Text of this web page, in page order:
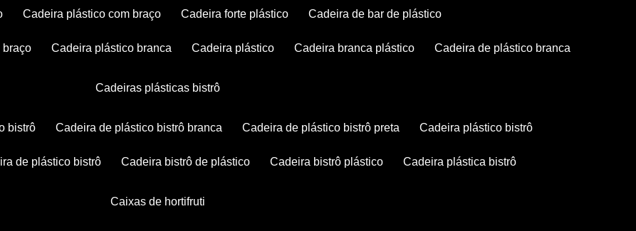
cadeira plástico com braço cadeira forte plástico cadeira de bar de plástico
braço cadeira plástico branca cadeira plástico cadeira branca plástico cadeira de plástico branca
cadeiras plásticas bistrô
bistrô cadeira de plástico bistrô branca cadeira de plástico bistrô preta cadeira plástico bistrô
de plástico bistrô cadeira bistrô de plástico cadeira bistrô plástico cadeira plástica bistrô
caixas de hortifruti